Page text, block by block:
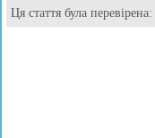
Ця стаття була перевірена: